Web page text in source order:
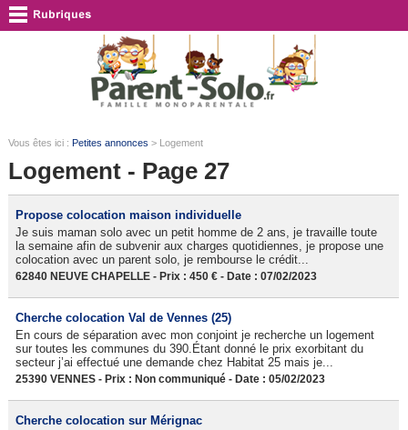
Vous êtes ici : Petites annonces > Logement
Logement - Page 27
Propose colocation maison individuelle
Je suis maman solo avec un petit homme de 2 ans, je travaille toute
la semaine afin de subvenir aux charges quotidiennes, je propose une
colocation avec un parent solo, je rembourse le crédit...
62840 NEUVE CHAPELLE - Prix : 450 € - Date : 07/02/2023
Cherche colocation Val de Vennes (25)
En cours de séparation avec mon conjoint je recherche un logement
sur toutes les communes du 390.Étant donné le prix exorbitant du
secteur j’ai effectué une demande chez Habitat 25 mais je...
25390 VENNES - Prix : Non communiqué - Date : 05/02/2023
Cherche colocation sur Mérignac